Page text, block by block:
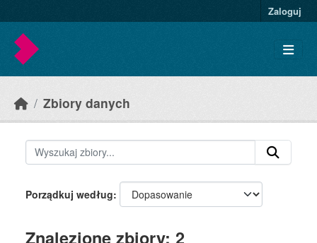
Zaloguj
Zbiory danych
Porządkuj według
Znalezione zbiory: 2